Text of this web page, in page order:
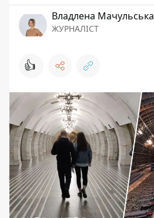
Владлена Мачульська
ЖУРНАЛІСТ
👍